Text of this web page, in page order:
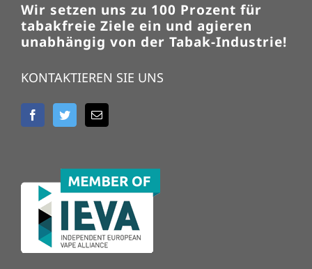
Wir setzen uns zu 100 Prozent für
tabakfreie Ziele ein und agieren
unabhängig von der Tabak-Industrie!
KONTAKTIEREN SIE UNS